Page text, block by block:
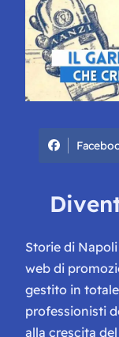
Storie di
web di
gestito in
professionisti
alla crescita